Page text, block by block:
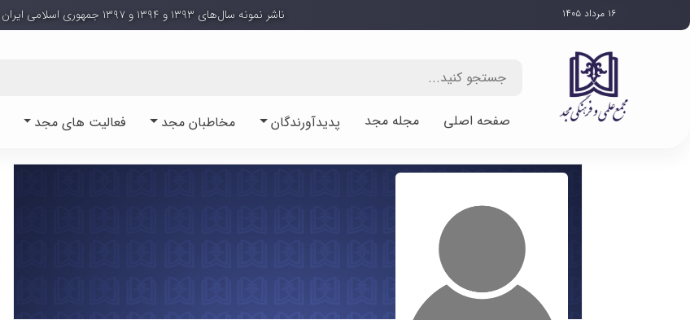
۱۶ مرداد ۱۴۰۵ ناشر نمونه سال‌های ۱۳۹۳ و ۱۳۹۴ و ۱۳۹۷ جمهوری اسلامی ایران
صفحه اصلی مجله مجد پدیدآورندگان مخاطبان مجد فعالیت های مجد